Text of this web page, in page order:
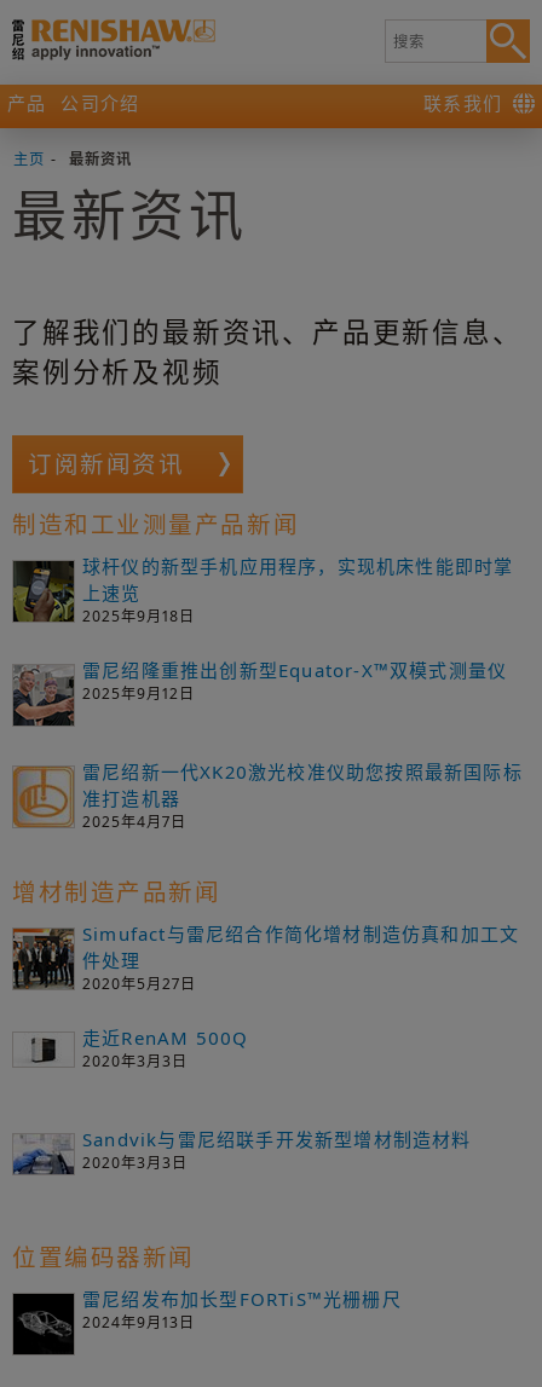
产品 公司介绍 联系我们
主页 - 最新资讯
最新资讯
了解我们的最新资讯、产品更新信息、
案例分析及视频
订阅新闻资讯
制造和工业测量产品新闻
球杆仪的新型手机应用程序，实现机床性能即时掌
上速览
2025年9月18日
雷尼绍隆重推出创新型Equator-X™双模式测量仪
2025年9月12日
雷尼绍新一代XK20激光校准仪助您按照最新国际标
准打造机器
2025年4月7日
增材制造产品新闻
Simufact与雷尼绍合作简化增材制造仿真和加工文
件处理
2020年5月27日
走近RenAM 500Q
2020年3月3日
Sandvik与雷尼绍联手开发新型增材制造材料
2020年3月3日
位置编码器新闻
雷尼绍发布加长型FORTiS™光栅栅尺
2024年9月13日